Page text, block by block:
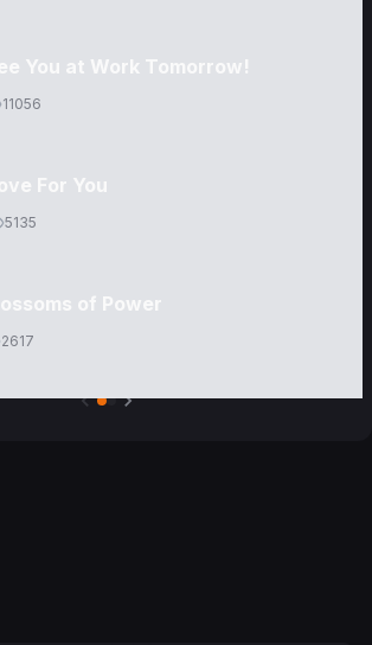
You at Work Tomorrow!
11056
For You
5135
of Power
2617